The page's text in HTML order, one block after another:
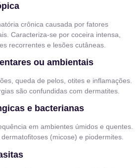
crônica causada por fatores
Caracteriza-se por coceira intensa,
recorrentes e lesões cutâneas.
ou ambientais
queda de pelos, otites e inflamações.
são confundidas com dermatites.
e bacterianas
em ambientes úmidos e quentes.
(micose) e piodermites.